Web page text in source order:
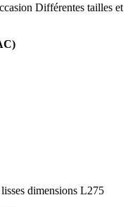
Différentes tailles et
dimensions L275